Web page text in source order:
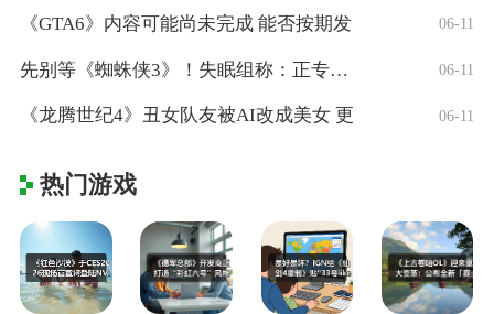
《GTA6》内容可能尚未完成 能否按期发 06-11
先别等《蜘蛛侠3》！失眠组称：正专注打造 06-11
《龙腾世纪4》丑女队友被AI改成美女 更 06-11
热门游戏